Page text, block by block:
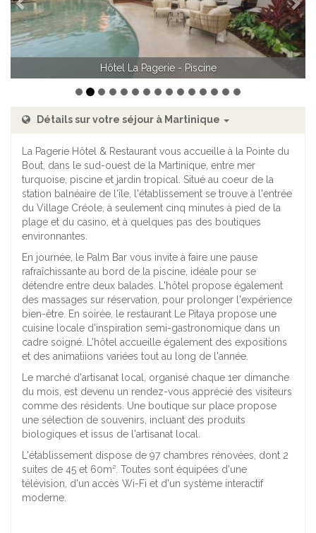
Hôtel La Pagerie - Chambre classique
Détails sur votre séjour à Martinique
La Pagerie Hôtel & Restaurant vous accueille à la Pointe du
Bout, dans le sud-ouest de la Martinique, entre mer
turquoise, piscine et jardin tropical. Situé au coeur de la
station balnéaire de l'île, l'établissement se trouve à l'entrée
du Village Créole, à seulement cinq minutes à pied de la
plage et du casino, et à quelques pas des boutiques
environnantes.
En journée, le Palm Bar vous invite à faire une pause
rafraîchissante au bord de la piscine, idéale pour se
détendre entre deux balades. L'hôtel propose également
des massages sur réservation, pour prolonger l'expérience
bien-être. En soirée, le restaurant Le Pitaya propose une
cuisine locale d'inspiration semi-gastronomique dans un
cadre soigné. L'hôtel accueille également des expositions
et des animatiions variées tout au long de l'année.
Le marché d'artisanat local, organisé chaque 1er dimanche
du mois, est devenu un rendez-vous apprécié des visiteurs
comme des résidents. Une boutique sur place propose
une sélection de souvenirs, incluant des produits
biologiques et issus de l'artisanat local.
L'établissement dispose de 97 chambres rénovées, dont 2
suites de 45 et 60m². Toutes sont équipées d'une
télévision, d'un accès Wi-Fi et d'un système interactif
moderne.